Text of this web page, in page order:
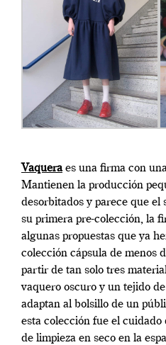
Vaqueraes una firma con
Mantienen la producción
desorbitados y parece que el
su primera pre-colección, la
algunas propuestas que ya
colección cápsula de menos
partir de tan solo tres
vaquero oscuro y un tejido
adaptan al bolsillo de un
esta colección fue el cuidado
de limpieza en seco en la